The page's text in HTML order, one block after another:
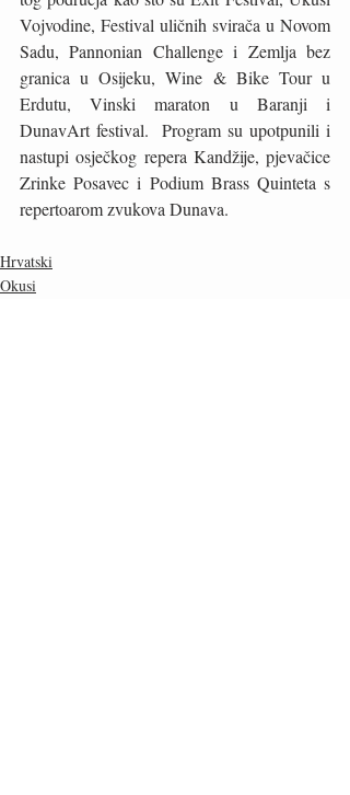
Vojvodine, Festival uličnih svirača u Novom
Sadu, Pannonian Challenge i Zemlja bez
granica u Osijeku, Wine & Bike Tour u
Erdutu, Vinski maraton u Baranji i
DunavArt festival.  Program su upotpunili i
nastupi osječkog repera Kandžije, pjevačice
Zrinke Posavec i Podium Brass Quinteta s
repertoarom zvukova Dunava.
Hrvatski
Okusi